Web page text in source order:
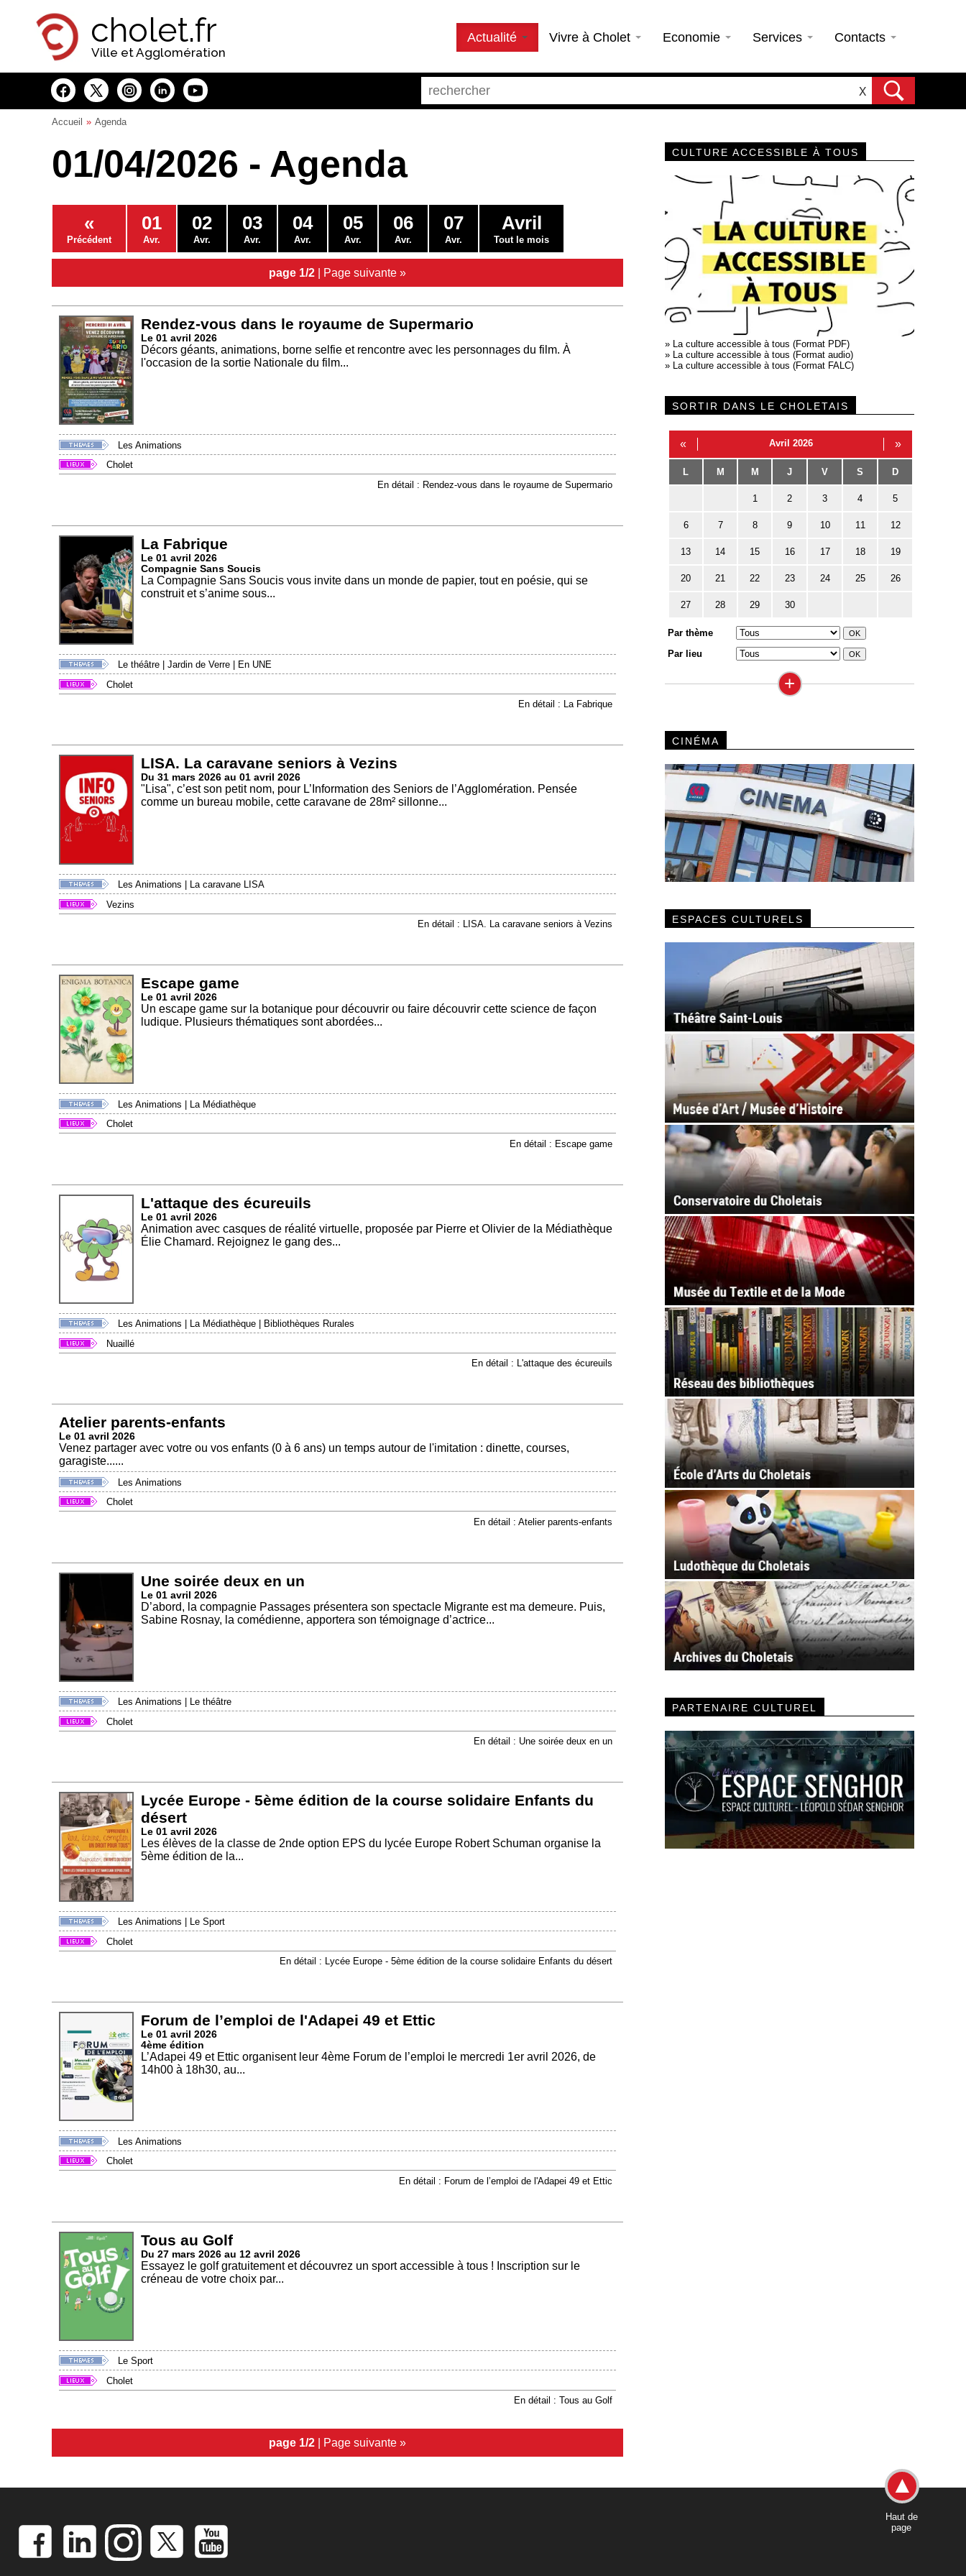
cholet.fr
Ville et Agglomération
Actualité Vivre à Cholet Economie Services Contacts
X
Accueil Agenda
01/04/2026 - Agenda
«
Précédent
01
Avr.
02
Avr.
03
Avr.
04
Avr.
05
Avr.
06
Avr.
07
Avr.
Avril
Tout le mois
page 1/2 | Page suivante »
Rendez-vous dans le royaume de Supermario
Le 01 avril 2026
Décors géants, animations, borne selfie et rencontre avec les personnages du film. À
l'occasion de la sortie Nationale du film...
Les Animations
Cholet
En détail : Rendez-vous dans le royaume de Supermario
La Fabrique
Le 01 avril 2026
Compagnie Sans Soucis
La Compagnie Sans Soucis vous invite dans un monde de papier, tout en poésie, qui se
construit et s’anime sous...
Le théâtre Jardin de Verre
En UNE
Cholet
En détail : La Fabrique
LISA. La caravane seniors à Vezins
Du 31 mars 2026 au 01 avril 2026
"Lisa", c’est son petit nom, pour L’Information des Seniors de l’Agglomération. Pensée
comme un bureau mobile, cette caravane de 28m² sillonne...
Les Animations
La caravane LISA
Vezins
En détail : LISA. La caravane seniors à Vezins
Escape game
Le 01 avril 2026
Un escape game sur la botanique pour découvrir ou faire découvrir cette science de façon
ludique. Plusieurs thématiques sont abordées...
Les Animations | La Médiathèque
Cholet
En détail : Escape game
L'attaque des écureuils
Le 01 avril 2026
Animation avec casques de réalité virtuelle, proposée par Pierre et Olivier de la Médiathèque
Élie Chamard. Rejoignez le gang des...
Les Animations La Médiathèque
Bibliothèques Rurales
Nuaillé
En détail : L'attaque des écureuils
Atelier parents-enfants
Le 01 avril 2026
Venez partager avec votre ou vos enfants (0 à 6 ans) un temps autour de l'imitation : dinette, courses,
garagiste......
Les Animations
Cholet
En détail : Atelier parents-enfants
Une soirée deux en un
Le 01 avril 2026
D’abord, la compagnie Passages présentera son spectacle Migrante est ma demeure. Puis,
Sabine Rosnay, la comédienne, apportera son témoignage d’actrice...
Les Animations
Le théâtre
Cholet
En détail : Une soirée deux en un
Lycée Europe - 5ème édition de la course solidaire Enfants du
désert
Le 01 avril 2026
Les élèves de la classe de 2nde option EPS du lycée Europe Robert Schuman organise la
5ème édition de la...
Les Animations
Le Sport
Cholet
En détail : Lycée Europe - 5ème édition de la course solidaire Enfants du désert
Forum de l’emploi de l'Adapei 49 et Ettic
Le 01 avril 2026
4ème édition
L’Adapei 49 et Ettic organisent leur 4ème Forum de l’emploi le mercredi 1er avril 2026, de
14h00 à 18h30, au...
Les Animations
Cholet
En détail : Forum de l’emploi de l'Adapei 49 et Ettic
Tous au Golf
Du 27 mars 2026 au 12 avril 2026
Essayez le golf gratuitement et découvrez un sport accessible à tous ! Inscription sur le
créneau de votre choix par...
Le Sport
Cholet
En détail : Tous au Golf
page 1/2 | Page suivante »
CULTURE ACCESSIBLE À TOUS
» La culture accessible à tous (Format PDF)
» La culture accessible à tous (Format audio)
» La culture accessible à tous (Format FALC)
SORTIR DANS LE CHOLETAIS
« Avril 2026 »
L M M J V S D
1 2 3 4 5
6 7 8 9 10 11 12
13 14 15 16 17 18 19
20 21 22 23 24 25 26
27 28 29 30
Par thème
Par lieu
+
CINÉMA
ESPACES CULTURELS
PARTENAIRE CULTUREL
Haut de
page